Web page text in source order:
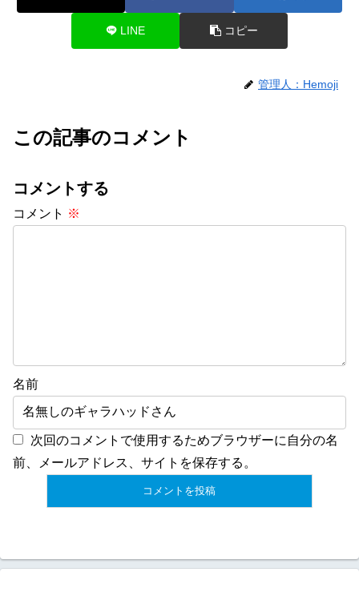
LINE コピー
管理人：Hemoji
この記事のコメント
コメントする
コメント ※
名前
次回のコメントで使用するためブラウザーに自分の名
前、メールアドレス、サイトを保存する。